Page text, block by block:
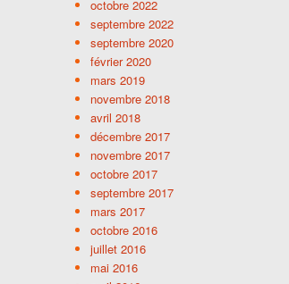
octobre 2022
septembre 2022
septembre 2020
février 2020
mars 2019
novembre 2018
avril 2018
décembre 2017
novembre 2017
octobre 2017
septembre 2017
mars 2017
octobre 2016
juillet 2016
mai 2016